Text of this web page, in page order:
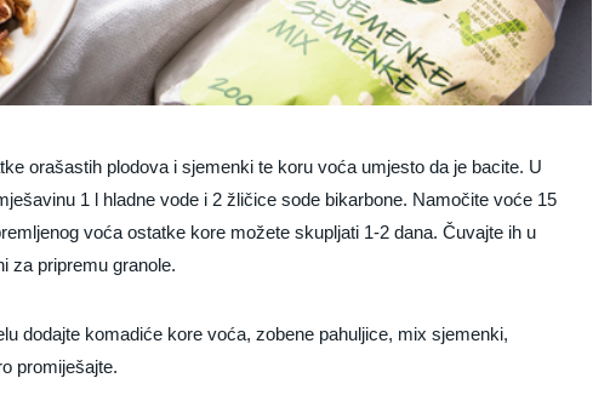
orašastih plodova i sjemenki te koru voća umjesto da je bacite. U
1 l hladne vode i 2 žličice sode bikarbone. Namočite voće 15
voća ostatke kore možete skupljati 1-2 dana. Čuvajte ih u
za pripremu granole.
dodajte komadiće kore voća, zobene pahuljice, mix sjemenki,
promiješajte.